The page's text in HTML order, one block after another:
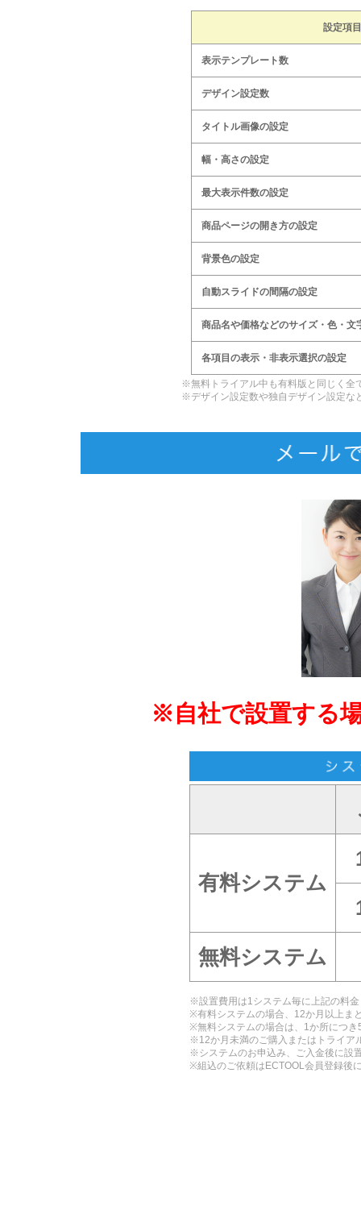
設定項目
表示テンプレート数
デザイン設定数
タイトル画像の設定
幅・高さの設定
最大表示件数の設定
商品ページの開き方の設定
背景色の設定
自動スライドの間隔の設定
商品名や価格などのサイズ・色・文
各項目の表示・非表示選択の設定
※無料トライアル中も有料版と同じく全
※デザイン設定数や独自デザイン設定な
※自社で設置する
有料システム
無料システム
※設置費用は1システム毎に上記の料
※有料システムの場合、12か月以上ま
※無料システムの場合は、1か所につ
※12か月未満のご購入またはトライア
※システムのお申込み、ご入金後に設
※組込のご依頼はECTOOL会員登録後